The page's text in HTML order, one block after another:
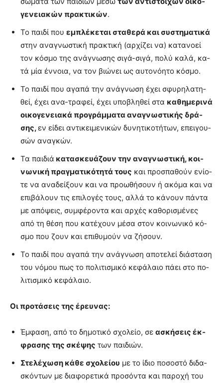
γε­νεια­κών πρα­κτι­κών.
Το παι­δί που εμπλέ­κε­ται στα­θε­ρά και συ­στη­μα­τι­κά
στην ανα­γνω­στι­κή πρα­κτι­κή (αρ­χί­ζει να) κα­τα­νο­εί
τον κό­σμο της ανά­γνω­σης σι­γά-σι­γά, πο­λύ κα­λά, κα­
τά μία έν­νοια, να τον βιώ­νει ως αυ­το­νό­η­το κό­σμο.
Το παι­δί που αγα­πά την ανά­γνω­ση έχει σφυ­ρη­λα­τη­
θεί, έχει ανα-τρα­φεί, έχει υπο­βλη­θεί στα κα­θη­με­ρι­νά
οι­κο­γε­νεια­κά προ­γράμ­μα­τα ανα­γνω­στι­κής δρά­
σης,εν εί­δει αντι­κει­με­νι­κών δυ­νη­τι­κο­τή­των, επει­γου­
σών ανα­γκών.
Τα παι­διά κα­τα­σκευά­ζουν την ανα­γνω­στι­κή, κοι­
νω­νι­κή πραγ­μα­τι­κό­τη­τά τους και προ­σπα­θούν ενί­ο­
τε να ανα­δεί­ξουν και να προ­ω­θή­σουν ή ακό­μα και να
επι­βά­λουν τις επι­λο­γές τους, αλ­λά το κά­νουν πά­ντα
με από­ψεις, συμ­φέ­ρο­ντα και αρ­χές κα­θο­ρι­σμέ­νες
από τη θέ­ση που κα­τέ­χουν μέ­σα στον κοι­νω­νι­κό κό­
σμο που ζουν και επι­θυ­μούν να ζή­σουν.
Το παι­δί που αγα­πά την ανά­γνω­ση απο­τε­λεί διά­στα­ση
του νό­μου πως το πο­λι­τι­σμι­κό κε­φά­λαιο πά­ει στο πο­
λι­τι­σμι­κό κε­φά­λαιο.
Οι προ­τά­σεις της έρευ­νας:
Έμ­φα­ση, από το δη­μο­τι­κό σχο­λείο, σε ασκή­σεις έκ­
φρα­σης της σκέ­ψης των παι­διών.
Στε­λέ­χω­ση κά­θε σχο­λεί­ου με το ίδιο πο­σο­στό δι­δα­
σκό­ντων με δια­φο­ρε­τι­κά προ­σό­ντα και πα­ρο­χή του